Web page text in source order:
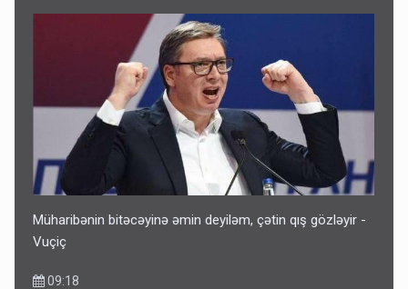
Müharibənin bitəcəyinə əmin deyiləm, çətin qış gözləyir -
Vuçiç
09:18